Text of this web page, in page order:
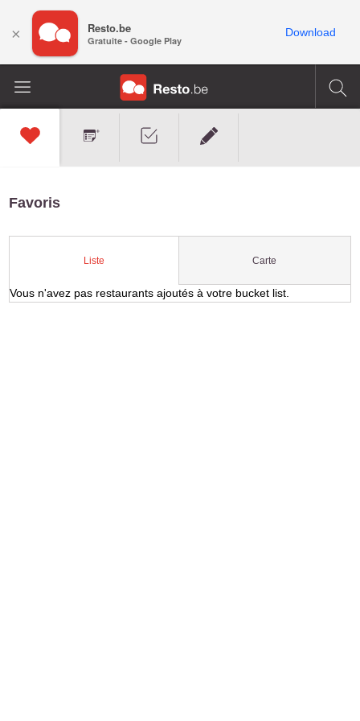
Favoris
Liste Carte
Vous n'avez pas restaurants ajoutés à votre bucket list.
× Resto.be
Gratuite - Google Play
Download